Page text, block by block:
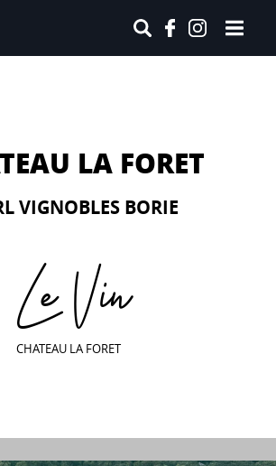
LA FORET
VIGNOBLES BORIE
Le Vin
CHATEAU LA FORET